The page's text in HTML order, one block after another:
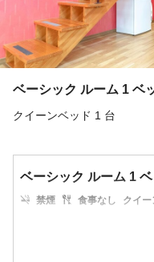
ベーシック ルーム 1 ベ
クイーンベッド 1 台
ベーシック ルーム 1
禁煙 食事なし
クイー